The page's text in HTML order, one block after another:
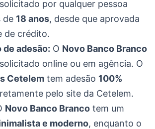
por qualquer pessoa
de 18 anos, desde que aprovada
de crédito.
de adesão: O Novo Banco Branco
online ou em agência. O
Cetelem tem adesão 100%
pelo site da Cetelem.
Novo Banco Branco tem um
e moderno, enquanto o